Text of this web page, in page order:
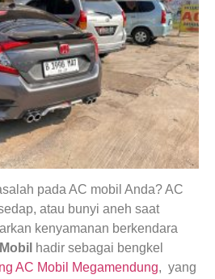
pada AC mobil Anda? AC
atau bunyi aneh saat
kenyamanan berkendara
hadir sebagai bengkel
AC Mobil Megamendung, yang